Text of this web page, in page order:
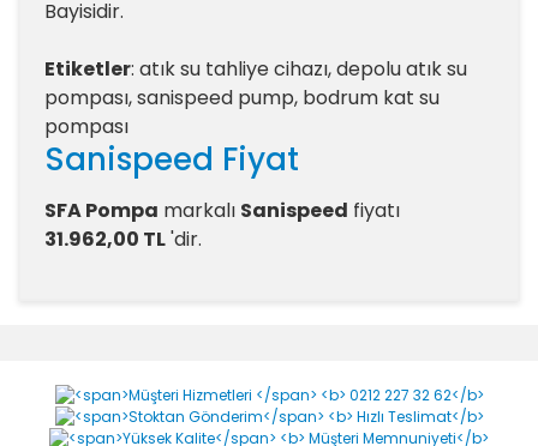
Bayisidir.
Etiketler: atık su tahliye cihazı, depolu atık su
pompası, sanispeed pump, bodrum kat su
pompası
Sanispeed Fiyat
SFA Pompa markalı Sanispeed fiyatı
31.962,00 TL'dir.